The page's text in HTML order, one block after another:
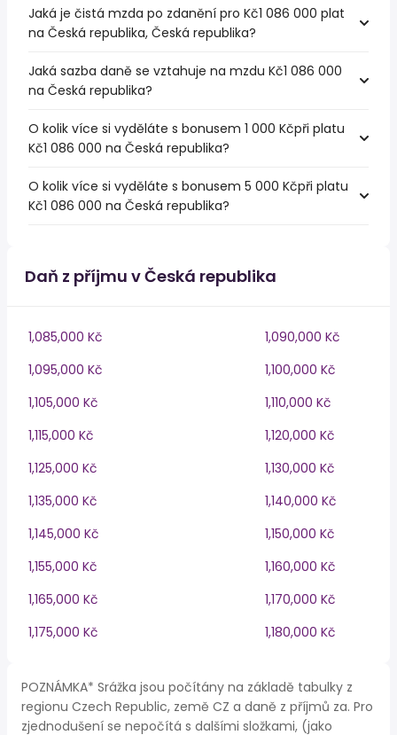
Jaká je čistá mzda po zdanění pro Kč1 086 000 plat
na Česká republika, Česká republika?
Jaká sazba daně se vztahuje na mzdu Kč1 086 000
na Česká republika?
O kolik více si vyděláte s bonusem 1 000 Kčpři platu
Kč1 086 000 na Česká republika?
O kolik více si vyděláte s bonusem 5 000 Kčpři platu
Kč1 086 000 na Česká republika?
Daň z příjmu v Česká republika
1,085,000 Kč
1,090,000 Kč
1,095,000 Kč
1,100,000 Kč
1,105,000 Kč
1,110,000 Kč
1,115,000 Kč
1,120,000 Kč
1,125,000 Kč
1,130,000 Kč
1,135,000 Kč
1,140,000 Kč
1,145,000 Kč
1,150,000 Kč
1,155,000 Kč
1,160,000 Kč
1,165,000 Kč
1,170,000 Kč
1,175,000 Kč
1,180,000 Kč
POZNÁMKA* Srážka jsou počítány na základě tabulky z
regionu Czech Republic, země CZ a daně z příjmů za. Pro
zjednodušení se nepočítá s dalšími složkami, (jako